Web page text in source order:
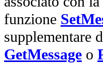
funzione
supplementare
GetMessage o